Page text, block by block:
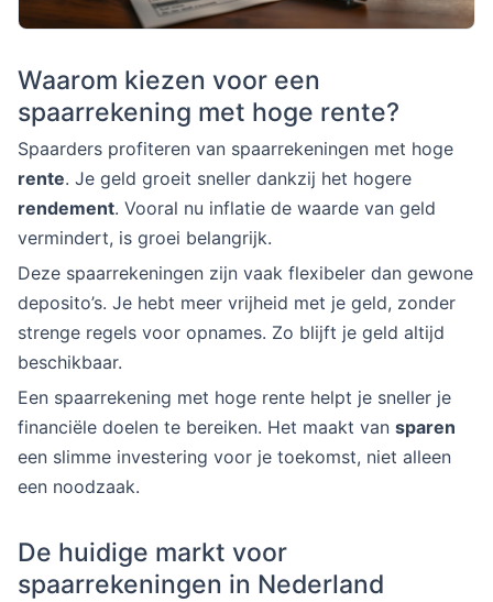
Waarom kiezen voor een
spaarrekening met hoge rente?
Spaarders profiteren van spaarrekeningen met hoge
rente. Je geld groeit sneller dankzij het hogere
rendement. Vooral nu inflatie de waarde van geld
vermindert, is groei belangrijk.
Deze spaarrekeningen zijn vaak flexibeler dan gewone
deposito’s. Je hebt meer vrijheid met je geld, zonder
strenge regels voor opnames. Zo blijft je geld altijd
beschikbaar.
Een spaarrekening met hoge rente helpt je sneller je
financiële doelen te bereiken. Het maakt van sparen
een slimme investering voor je toekomst, niet alleen
een noodzaak.
De huidige markt voor
spaarrekeningen in Nederland